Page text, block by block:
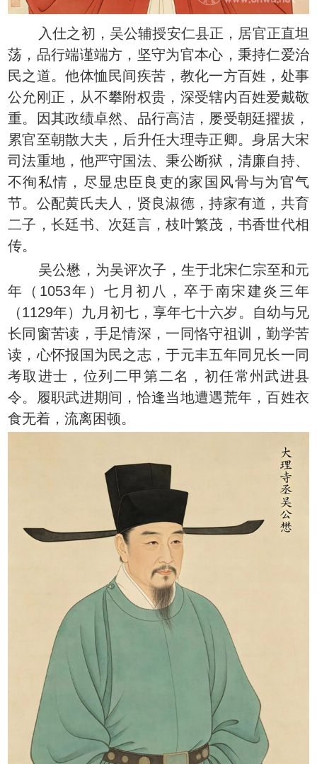
入仕之初，吴公辅授安仁县正，居官正直坦
荡，品行端谨端方，坚守为官本心，秉持仁爱治
民之道。他体恤民间疾苦，教化一方百姓，处事
公允刚正，从不攀附权贵，深受辖内百姓爱戴敬
重。因其政绩卓然、品行高洁，屡受朝廷擢拔，
累官至朝散大夫，后升任大理寺正卿。身居大宋
司法重地，他严守国法、秉公断狱，清廉自持、
不徇私情，尽显忠臣良吏的家国风骨与为官气
节。公配黄氏夫人，贤良淑德，持家有道，共育
二子，长廷书、次廷言，枝叶繁茂，书香世代相
传。
吴公懋，为吴评次子，生于北宋仁宗至和元
年（1053年）七月初八，卒于南宋建炎三年
（1129年）九月初七，享年七十六岁。自幼与兄
长同窗苦读，手足情深，一同恪守祖训，勤学苦
读，心怀报国为民之志，于元丰五年同兄长一同
考取进士，位列二甲第二名，初任常州武进县
令。履职武进期间，恰逢当地遭遇荒年，百姓衣
食无着，流离困顿。